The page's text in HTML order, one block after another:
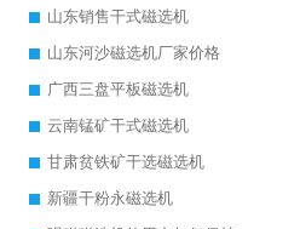
山东销售干式磁选机
山东河沙磁选机厂家价格
广西三盘平板磁选机
云南锰矿干式磁选机
甘肃贫铁矿干选磁选机
新疆干粉永磁选机